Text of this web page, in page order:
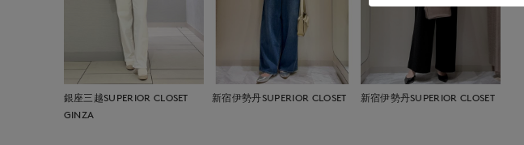
銀座三越SUPERIOR CLOSET
GINZA
新宿伊勢丹SUPERIOR CLOSET 新宿伊勢丹SUPERIOR CLOSET